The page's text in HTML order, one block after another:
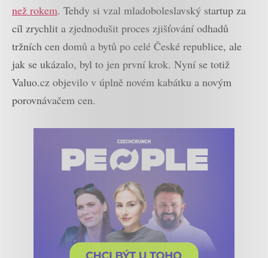
než rokem. Tehdy si vzal mladoboleslavský startup za
cíl zrychlit a zjednodušit proces zjišťování odhadů
tržních cen domů a bytů po celé České republice, ale
jak se ukázalo, byl to jen první krok. Nyní se totiž
Valuo.cz objevilo v úplně novém kabátku a novým
porovnávačem cen.